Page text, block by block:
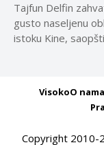
Tajfun Delfin
gusto naseljenu
istoku Kine,
VisokoO nama
Copyright 2010-